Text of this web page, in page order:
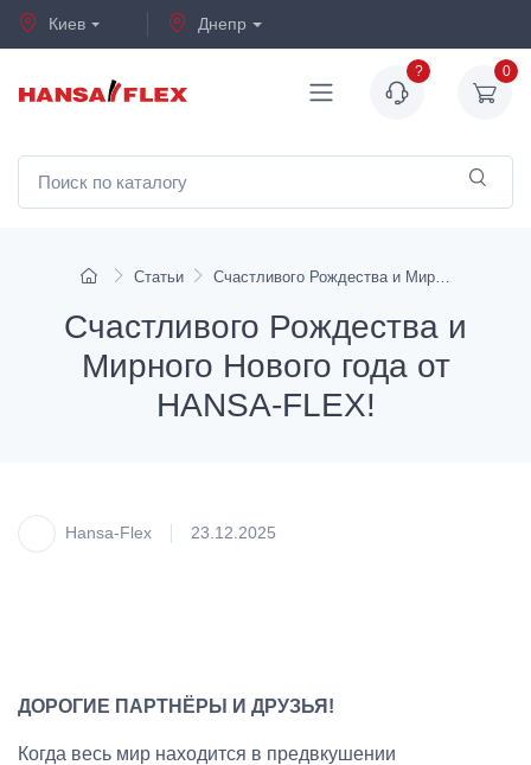
Киев Днепр
? 0
Статьи
Счастливого Рождества и
Мирного Нового года от
HANSA-FLEX!
Hansa-Flex 23.12.2025
ДОРОГИЕ ПАРТНЁРЫ И ДРУЗЬЯ!
Когда весь мир находится в предвкушении